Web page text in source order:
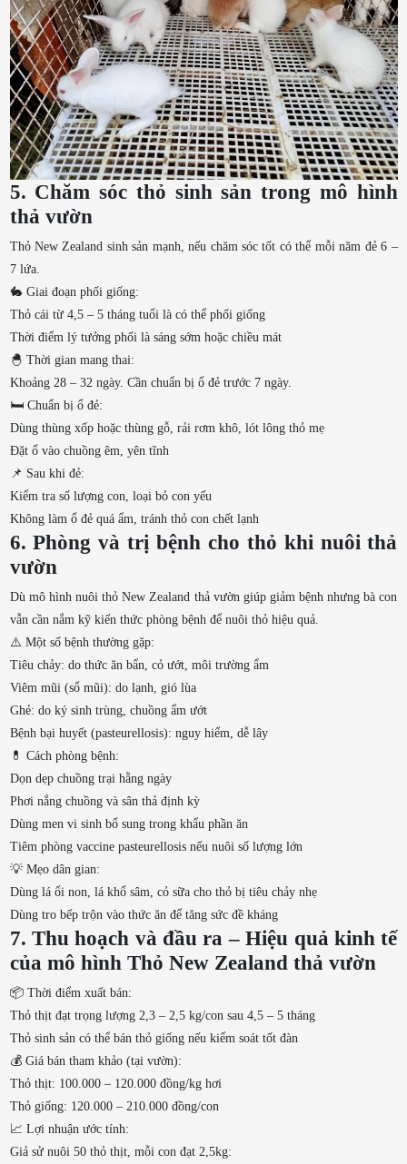
5. Chăm sóc thỏ sinh sản trong mô hình
thả vườn
Thỏ New Zealand sinh sản mạnh, nếu chăm sóc tốt có thể mỗi năm đẻ 6 –
7 lứa.
🐇 Giai đoạn phối giống:
Thỏ cái từ 4,5 – 5 tháng tuổi là có thể phối giống
Thời điểm lý tưởng phối là sáng sớm hoặc chiều mát
🐣 Thời gian mang thai:
Khoảng 28 – 32 ngày. Cần chuẩn bị ổ đẻ trước 7 ngày.
🛏️ Chuẩn bị ổ đẻ:
Dùng thùng xốp hoặc thùng gỗ, rải rơm khô, lót lông thỏ mẹ
Đặt ổ vào chuồng êm, yên tĩnh
📌 Sau khi đẻ:
Kiểm tra số lượng con, loại bỏ con yếu
Không làm ổ đẻ quá ẩm, tránh thỏ con chết lạnh
6. Phòng và trị bệnh cho thỏ khi nuôi thả
vườn
Dù mô hình nuôi thỏ New Zealand thả vườn giúp giảm bệnh nhưng bà con
vẫn cần nắm kỹ kiến thức phòng bệnh để nuôi thỏ hiệu quả.
⚠️ Một số bệnh thường gặp:
Tiêu chảy: do thức ăn bẩn, cỏ ướt, môi trường ẩm
Viêm mũi (sổ mũi): do lạnh, gió lùa
Ghẻ: do ký sinh trùng, chuồng ẩm ướt
Bệnh bại huyết (pasteurellosis): nguy hiểm, dễ lây
💊 Cách phòng bệnh:
Dọn dẹp chuồng trại hằng ngày
Phơi nắng chuồng và sân thả định kỳ
Dùng men vi sinh bổ sung trong khẩu phần ăn
Tiêm phòng vaccine pasteurellosis nếu nuôi số lượng lớn
💡 Mẹo dân gian:
Dùng lá ổi non, lá khổ sâm, cỏ sữa cho thỏ bị tiêu chảy nhẹ
Dùng tro bếp trộn vào thức ăn để tăng sức đề kháng
7. Thu hoạch và đầu ra – Hiệu quả kinh tế
của mô hình Thỏ New Zealand thả vườn
📦 Thời điểm xuất bán:
Thỏ thịt đạt trọng lượng 2,3 – 2,5 kg/con sau 4,5 – 5 tháng
Thỏ sinh sản có thể bán thỏ giống nếu kiểm soát tốt đàn
💰 Giá bán tham khảo (tại vườn):
Thỏ thịt: 100.000 – 120.000 đồng/kg hơi
Thỏ giống: 120.000 – 210.000 đồng/con
📈 Lợi nhuận ước tính:
Giả sử nuôi 50 thỏ thịt, mỗi con đạt 2,5kg: